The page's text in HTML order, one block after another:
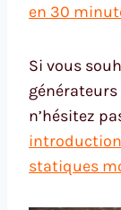
en 30
Si vous
n’hésitez
introduction
statiques